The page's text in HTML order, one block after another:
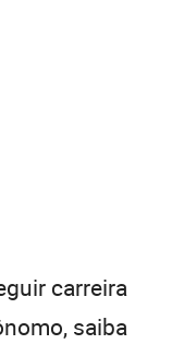
carreira
saiba